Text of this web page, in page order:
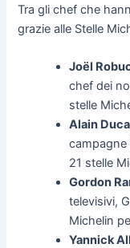
Tra gli chef che
grazie alle Stelle
Joël
chef dei
stelle
Alain
campagne
21 stelle
Gordon
televisivi,
Michelin
Yannick